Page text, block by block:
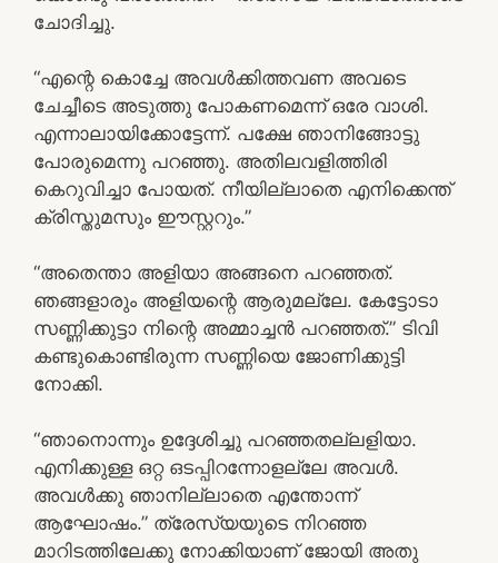
ചോദിച്ചു.
“എന്റെ കൊച്ചേ അവൾക്കിത്തവണ അവടെ
ചേച്ചീടെ അടുത്തു പോകണമെന്ന് ഒരേ വാശി.
എന്നാലായിക്കോട്ടേന്ന്. പക്ഷേ ഞാനിങ്ങോട്ടു
പോരുമെന്നു പറഞ്ഞു. അതിലവളിത്തിരി
കെറുവിച്ചാ പോയത്. നീയില്ലാതെ എനിക്കെന്ത്
ക്രിസ്തുമസും ഈസ്റ്ററും.”
“അതെന്താ അളിയാ അങ്ങനെ പറഞ്ഞത്.
ഞങ്ങളാരും അളിയന്റെ ആരുമല്ലേ. കേട്ടോടാ
സണ്ണിക്കുട്ടാ നിന്റെ അമ്മാച്ചൻ പറഞ്ഞത്.” ടിവി
കണ്ടുകൊണ്ടിരുന്ന സണ്ണിയെ ജോണിക്കുട്ടി
നോക്കി.
“ഞാനൊന്നും ഉദ്ദേശിച്ചു പറഞ്ഞതല്ലളിയാ.
എനിക്കുള്ള ഒറ്റ ഒടപ്പിറന്നോളല്ലേ അവൾ.
അവൾക്കു ഞാനില്ലാതെ എന്തോന്ന്
ആഘോഷം.” ത്രേസ്യയുടെ നിറഞ്ഞ
മാറിടത്തിലേക്കു നോക്കിയാണ് ജോയി അതു